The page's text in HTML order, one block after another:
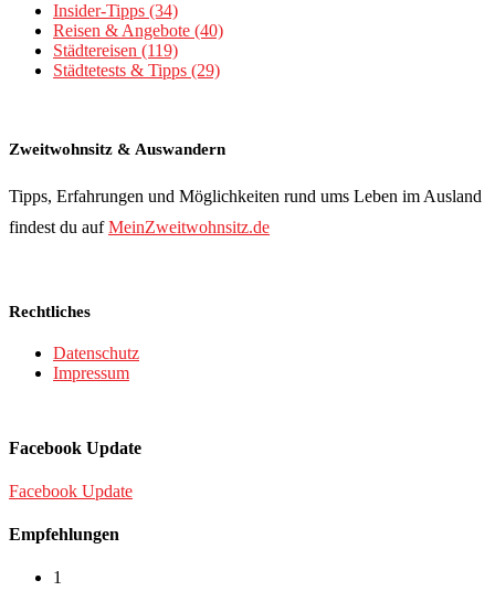
Insider-Tipps (34)
Reisen & Angebote (40)
Städtereisen (119)
Städtetests & Tipps (29)
Zweitwohnsitz & Auswandern
Tipps, Erfahrungen und Möglichkeiten rund ums Leben im Ausland
findest du aufMeinZweitwohnsitz.de
Rechtliches
Datenschutz
Impressum
Facebook Update
Facebook Update
Empfehlungen
1